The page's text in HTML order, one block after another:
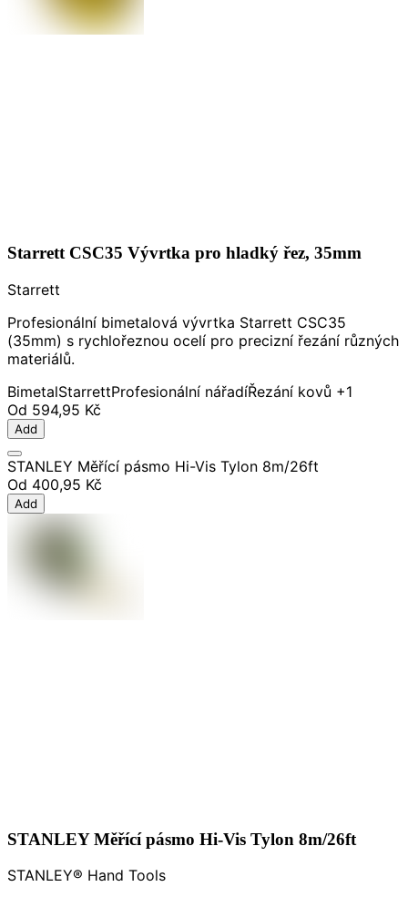
Starrett CSC35 Vývrtka pro hladký řez, 35mm
Starrett
Profesionální bimetalová vývrtka Starrett CSC35
(35mm) s rychlořeznou ocelí pro precizní řezání různých
materiálů.
BimetalStarrettProfesionální nářadíŘezání kovů +1
Od 594,95 Kč
Add
STANLEY Měřící pásmo Hi-Vis Tylon 8m/26ft
Od 400,95 Kč
Add
STANLEY Měřící pásmo Hi-Vis Tylon 8m/26ft
STANLEY® Hand Tools